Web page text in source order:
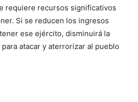
requiere recursos significativos
Si se reducen los ingresos
ese ejército, disminuirá la
atacar y aterrorizar al pueblo